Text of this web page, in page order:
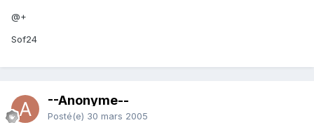
@+
Sof24
--Anonyme--
Posté(e) 30 mars 2005